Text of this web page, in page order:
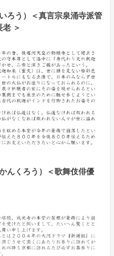
ろう）＜真言宗泉涌寺派管
＞
んくろう）＜歌舞伎俳優